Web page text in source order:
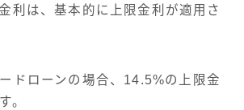
利は、基本的に上限金利が適用さ
ドローンの場合、14.5%の上限金
。